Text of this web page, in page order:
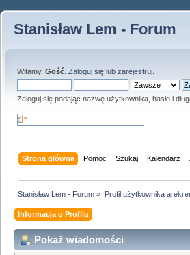
Stanisław Lem - Forum
Witamy, Gość Zaloguj się lub zarejestruj
Zaloguj się podając nazwę użytkownika, hasło i
Strona główna Pomoc Szukaj Kalendarz
Stanisław Lem - Forum » Profil użytkownika
Informacja o Profilu
Pokaż wiadomości